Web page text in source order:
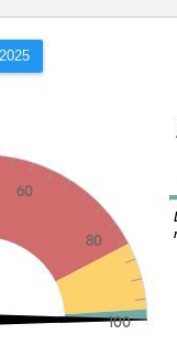
2025
60
80
100